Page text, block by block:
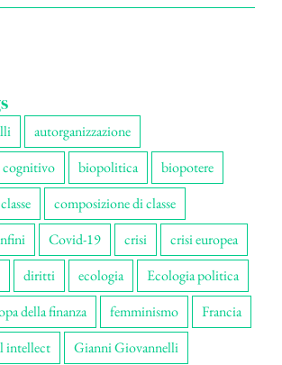
autorganizzazione
cognitivo
biopolitica
biopotere
classe
composizione di classe
Covid-19 crisi
crisi europea
diritti ecologia
Ecologia politica
della finanza femminismo
Francia
intellect
Gianni Giovannelli